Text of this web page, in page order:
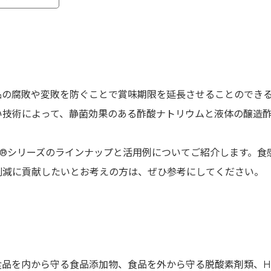
腐敗や変敗を防ぐことで賞味期限を延長させることので
術によって、静菌効果のある酢酸ナトリウムと液体の醸造
リーズのラインナップと活用例についてご紹介します。
に貢献したいとお考えの方は、ぜひ参考にしてください。
を内から守る食品添加物、食品を外から守る脱酸素剤類